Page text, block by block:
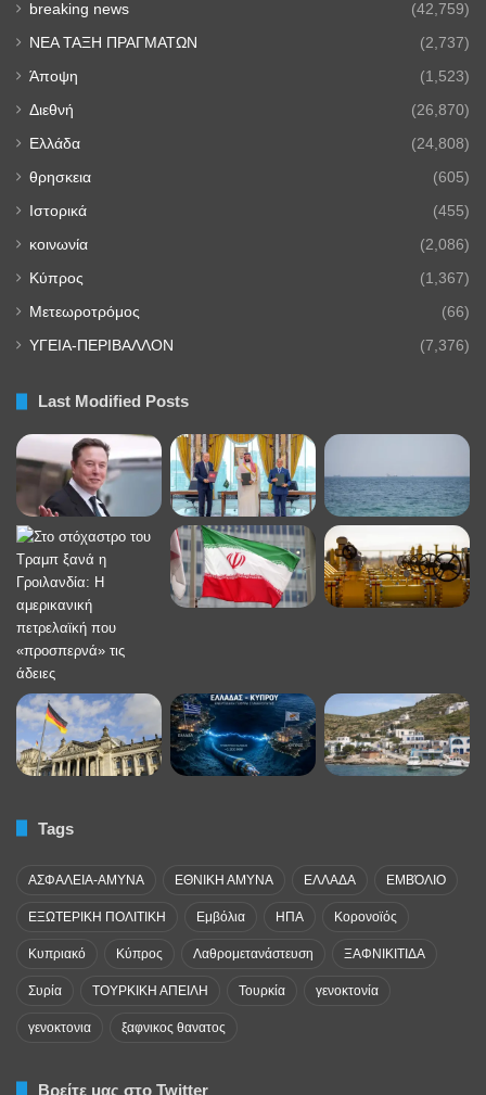
breaking news (42,759)
NEA TAΞΗ ΠΡΑΓΜΑΤΩΝ (2,737)
Άποψη (1,523)
Διεθνή (26,870)
Ελλάδα (24,808)
θρησκεια (605)
Ιστορικά (455)
κοινωνία (2,086)
Κύπρος (1,367)
Μετεωροτρόμος (66)
ΥΓΕΙΑ-ΠΕΡΙΒΑΛΛΟΝ (7,376)
Last Modified Posts
Tags
ΑΣΦΑΛΕΙΑ-ΑΜΥΝΑ ΕΘΝΙΚΗ ΑΜΥΝΑ ΕΛΛΑΔΑ ΕΜΒΌΛΙΟ
ΕΞΩΤΕΡΙΚΗ ΠΟΛΙΤΙΚΗ Εμβόλια ΗΠΑ Κορονοϊός
Κυπριακό Κύπρος Λαθρομετανάστευση ΞΑΦΝΙΚΙΤΙΔΑ
Συρία ΤΟΥΡΚΙΚΗ ΑΠΕΙΛΗ Τουρκία γενοκτονία
γενοκτονια ξαφνικος θανατος
Βρείτε μας στο Twitter